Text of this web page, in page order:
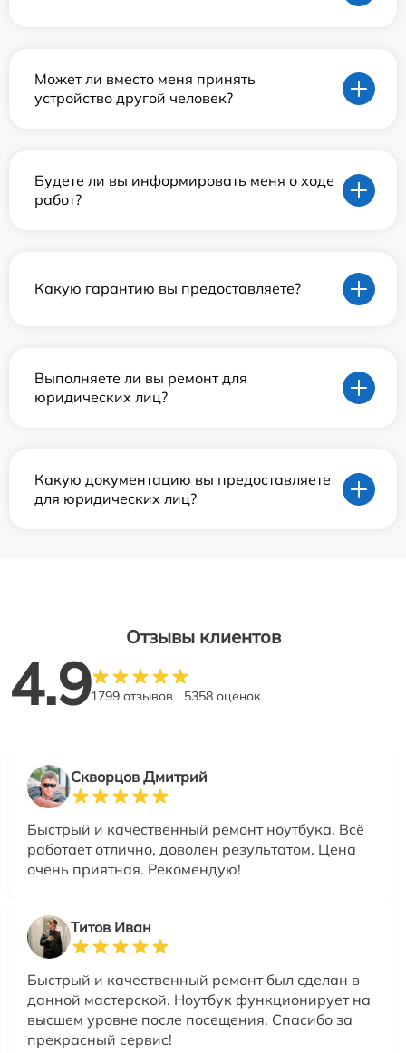
Может ли вместо меня принять
устройство другой человек?
Будете ли вы информировать меня о ходе
работ?
Какую гарантию вы предоставляете?
Выполняете ли вы ремонт для
юридических лиц?
Какую документацию вы предоставляете
для юридических лиц?
Отзывы клиентов
4.91799 отзывов 5358 оценок
Скворцов Дмитрий
Быстрый и качественный ремонт ноутбука. Всё
работает отлично, доволен результатом. Цена
очень приятная. Рекомендую!
Титов Иван
Быстрый и качественный ремонт был сделан в
данной мастерской. Ноутбук функционирует на
высшем уровне после посещения. Спасибо за
прекрасный сервис!